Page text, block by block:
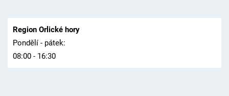
Region Orlické hory
Pondělí - pátek:
08:00 - 16:30